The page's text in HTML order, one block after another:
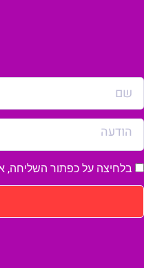
בלחיצה על כפתור השליחה,